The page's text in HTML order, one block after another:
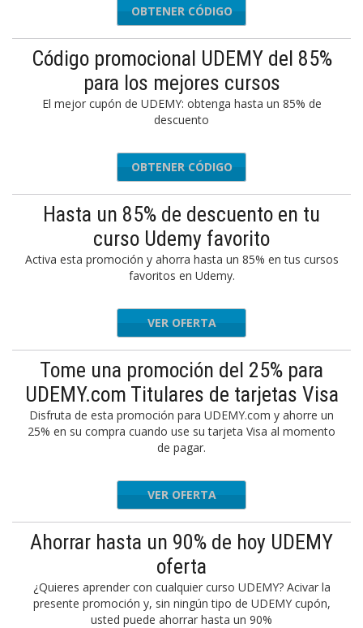
INNVDPP
OBTENER CÓDIGO
Código promocional UDEMY del 85%
para los mejores cursos
El mejor cupón de UDEMY: obtenga hasta un 85% de
descuento
MT92721
OBTENER CÓDIGO
Hasta un 85% de descuento en tu
curso Udemy favorito
Activa esta promoción y ahorra hasta un 85% en tus cursos
favoritos en Udemy.
VER OFERTA
Tome una promoción del 25% para
UDEMY.com Titulares de tarjetas Visa
Disfruta de esta promoción para UDEMY.com y ahorre un
25% en su compra cuando use su tarjeta Visa al momento
de pagar.
VER OFERTA
Ahorrar hasta un 90% de hoy UDEMY
oferta
¿Quieres aprender con cualquier curso UDEMY? Acivar la
presente promoción y, sin ningún tipo de UDEMY cupón,
usted puede ahorrar hasta un 90%